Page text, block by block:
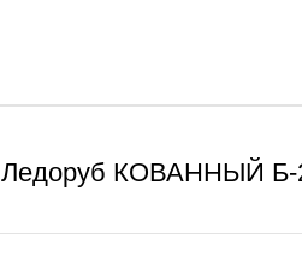
Ледоруб КОВАННЫЙ Б-2